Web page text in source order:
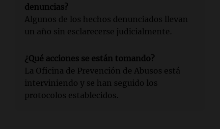
denuncias?
Algunos de los hechos denunciados llevan
un año sin esclarecerse judicialmente.
¿Qué acciones se están tomando?
La Oficina de Prevención de Abusos está
interviniendo y se han seguido los
protocolos establecidos.